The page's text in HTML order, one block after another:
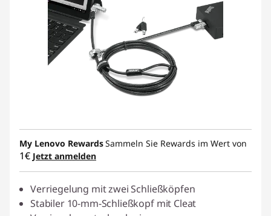
My Lenovo RewardsSammeln Sie Rewards im Wert von
1€ Jetzt anmelden
Verriegelung mit zwei Schließköpfen
Stabiler 10-mm-Schließkopf mit Cleat